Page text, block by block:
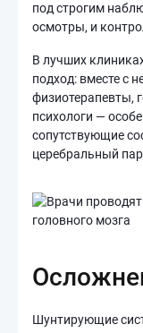
под строгим
осмотры, и
В лучших
подход: вместе с
физиотерапевты,
психологи —
сопутствующие
церебральный
Шунтирующие